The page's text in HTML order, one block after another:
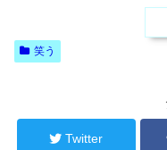
笑う
Twitter